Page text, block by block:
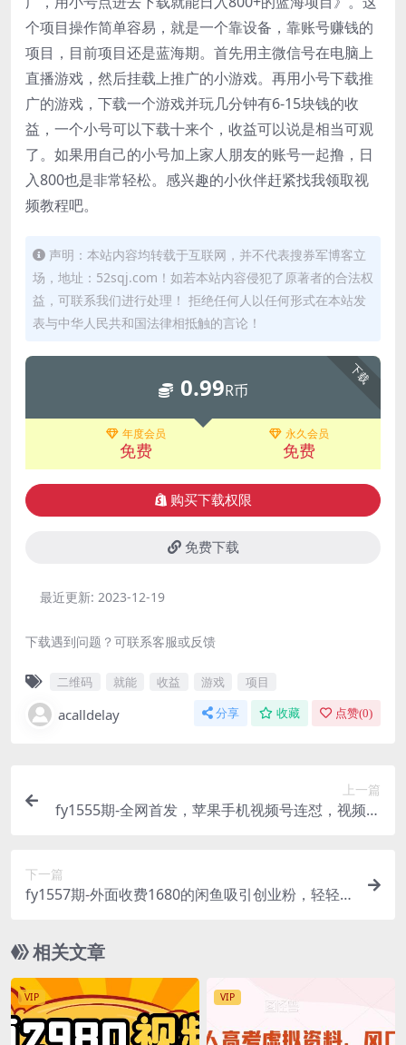
个项目操作简单容易，就是一个靠设备，靠账号赚钱的
项目，目前项目还是蓝海期。首先用主微信号在电脑上
直播游戏，然后挂载上推广的小游戏。再用小号下载推
广的游戏，下载一个游戏并玩几分钟有6-15块钱的收
益，一个小号可以下载十来个，收益可以说是相当可观
了。如果用自己的小号加上家人朋友的账号一起撸，日
入800也是非常轻松。感兴趣的小伙伴赶紧找我领取视
频教程吧。
声明：本站内容均转载于互联网，并不代表搜券军博客立
场，地址：52sqj.com！如若本站内容侵犯了原著者的合法权
益，可联系我们进行处理！ 拒绝任何人以任何形式在本站发
表与中华人民共和国法律相抵触的言论！
下载
0.99R币
年度会员
免费
永久会员
免费
购买下载权限
免费下载
最近更新: 2023-12-19
下载遇到问题？可联系客服或反馈
二维码 就能 收益 游戏 项目
acalldelay 分享 收藏 点赞(0)
上一篇
fy1555期-全网首发，苹果手机视频号连怼，视频重
重优势)
下一篇
fy1557期-外面收费1680的闲鱼吸引创业粉，轻轻
业粉闲鱼赚钱项目课程引流变现全攻略”)
相关文章
VIP VIP